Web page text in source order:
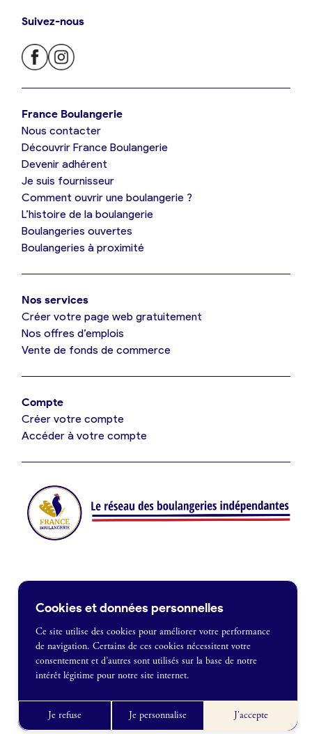
Je trouve ma boulangerie
Je suis boulanger
Je découvre France Boulangerie
Mes tarifs
Je référence ma boulangerie (gratuit)
Offres d’emploi
Je suis fournisseur
Je crée mon compte
France Boulangerie
1 rue Alexandre Fleming
09 86 23 49 09
Suivez-nous
France Boulangerie
Nous contacter
Découvrir France Boulangerie
Devenir adhérent
Je suis fournisseur
Comment ouvrir une boulangerie ?
L’histoire de la boulangerie
Boulangeries ouvertes
Boulangeries à proximité
Nos services
Créer votre page web gratuitement
Nos offres d’emplois
Vente de fonds de commerce
Compte
Créer votre compte
Accéder à votre compte
Je souhaite être recontacté
Politique de confidentialité
CGU
Cookies et données personnelles
Ce site utilise des cookies pour améliorer votre performance
de navigation. Certains de ces cookies nécessitent votre
consentement et d’autres sont utilisés sur la base de notre
intérêt légitime pour notre site internet.
Je refuse Je personnalise J'accepte